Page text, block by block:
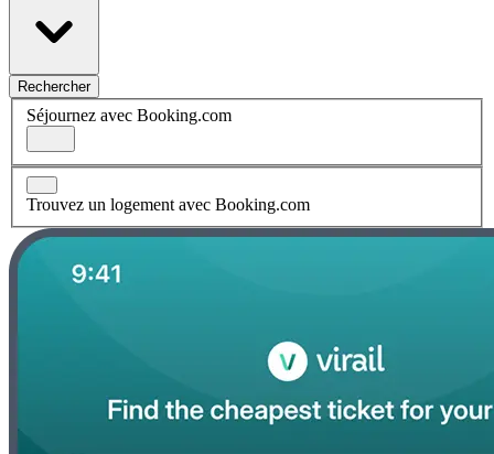
Rechercher
Séjournez avec Booking.com
Trouvez un logement avec Booking.com